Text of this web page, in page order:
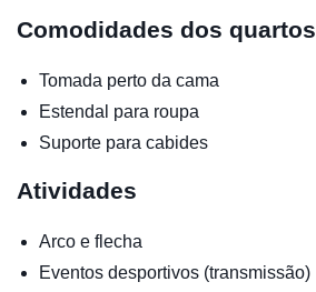
Comodidades dos quartos
Tomada perto da cama
Estendal para roupa
Suporte para cabides
Atividades
Arco e flecha
Eventos desportivos (transmissão)